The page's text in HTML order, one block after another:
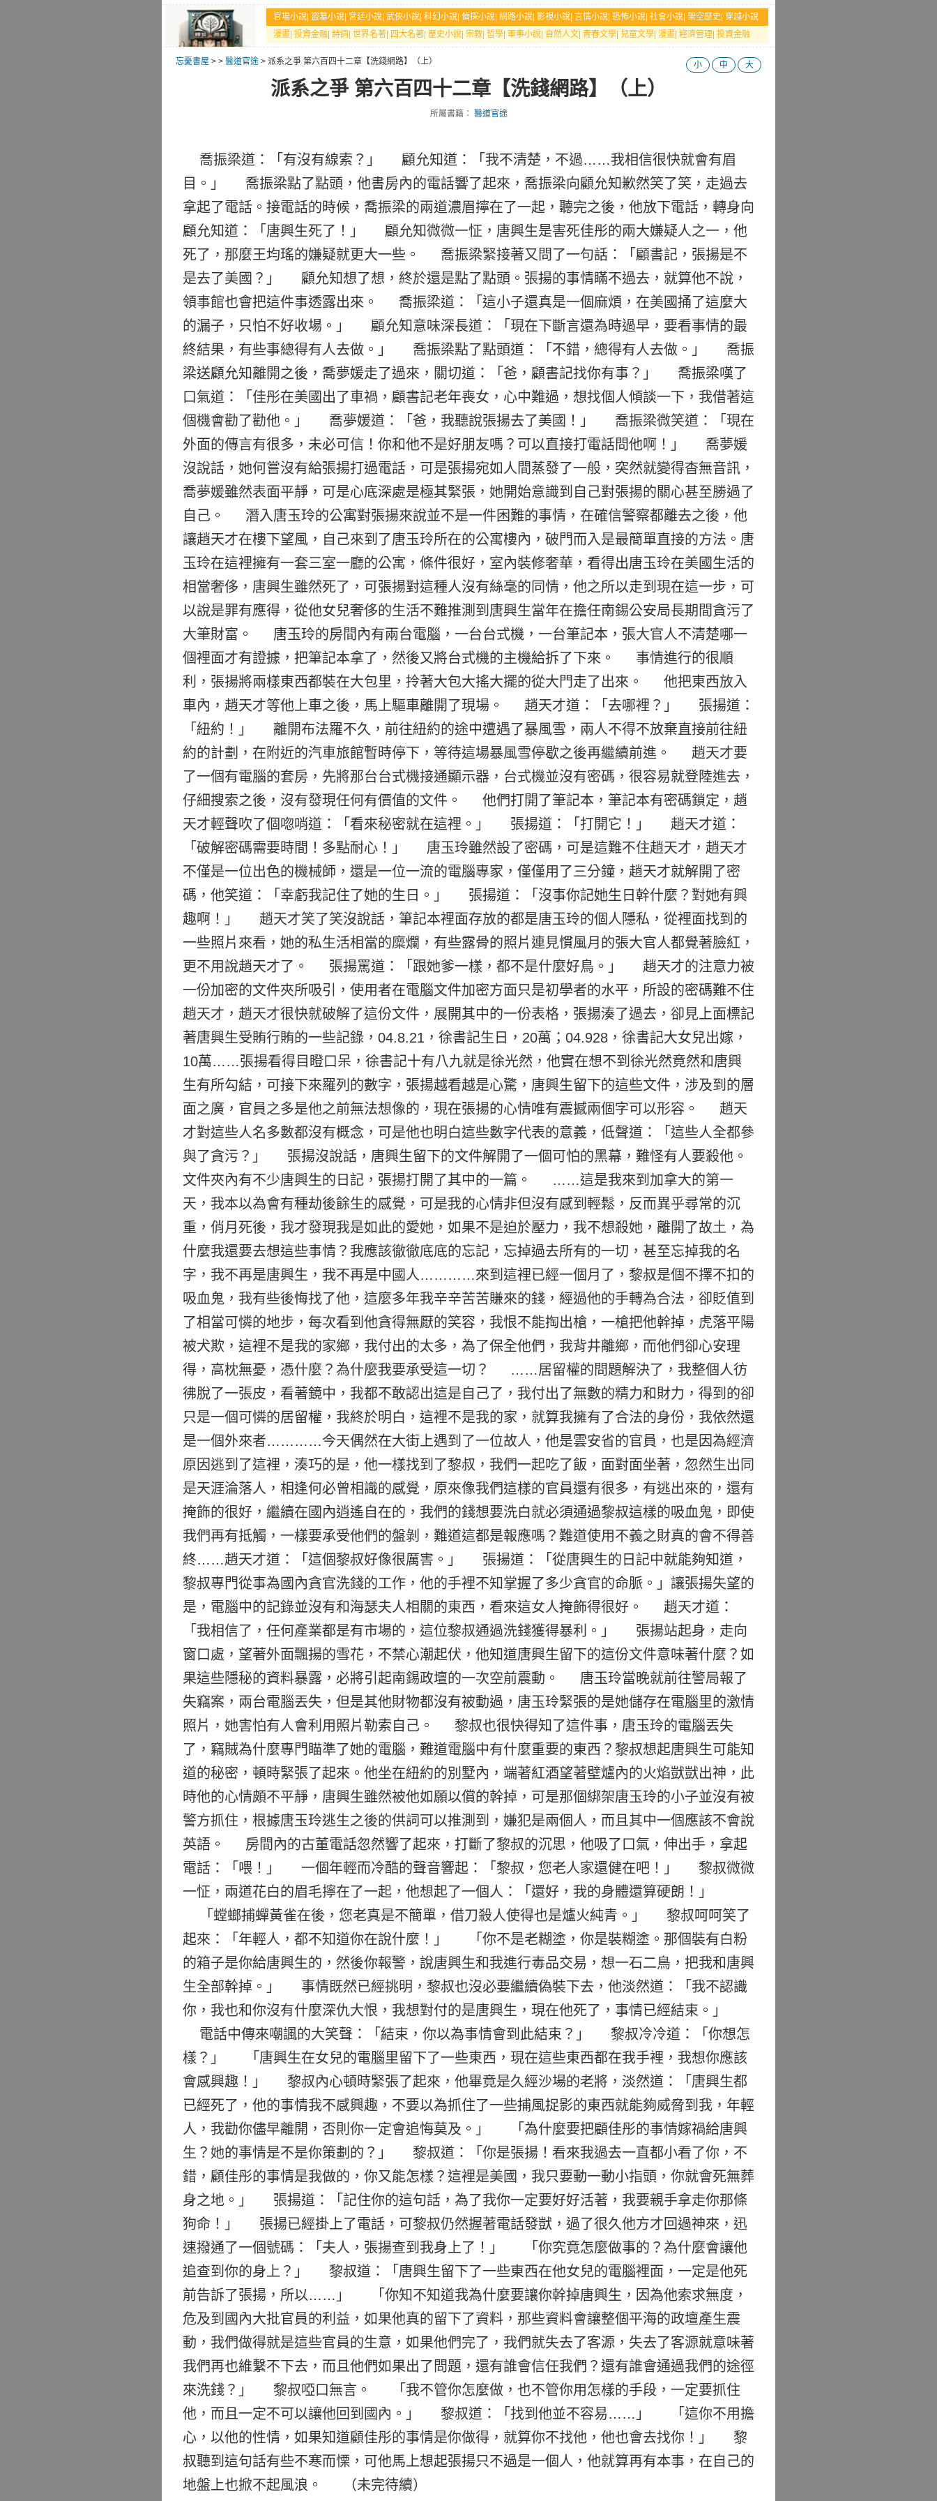
官場小說 盜墓小說 宮廷小說 武俠小說 科幻小說 偵探小說 網路小說 影視小說 言情小說 恐怖小說 社會小說 架空歷史 穿越小說
漫畫 投資金融 詩詞 世界名著 四大名著 歷史小說 宗教 哲學 軍事小說 自然人文 青春文學 兒童文學 漫畫 經濟管理 投資金融
忘憂書屋 > > 醫道官途 > 派系之爭 第六百四十二章【洗錢網路】（上） 小 中 大
派系之爭 第六百四十二章【洗錢網路】（上）
所屬書籍： 醫道官途
喬振梁道：「有沒有線索？」 顧允知道：「我不清楚，不過……我相信很快就會有眉
目。」 喬振梁點了點頭，他書房內的電話響了起來，喬振梁向顧允知歉然笑了笑，走過去
拿起了電話。接電話的時候，喬振梁的兩道濃眉擰在了一起，聽完之後，他放下電話，轉身向
顧允知道：「唐興生死了！」 顧允知微微一怔，唐興生是害死佳彤的兩大嫌疑人之一，他
死了，那麼王均瑤的嫌疑就更大一些。 喬振梁緊接著又問了一句話：「顧書記，張揚是不
是去了美國？」 顧允知想了想，終於還是點了點頭。張揚的事情瞞不過去，就算他不說，
領事館也會把這件事透露出來。 喬振梁道：「這小子還真是一個麻煩，在美國捅了這麼大
的漏子，只怕不好收場。」 顧允知意味深長道：「現在下斷言還為時過早，要看事情的最
終結果，有些事總得有人去做。」 喬振梁點了點頭道：「不錯，總得有人去做。」 喬振
梁送顧允知離開之後，喬夢媛走了過來，關切道：「爸，顧書記找你有事？」 喬振梁嘆了
口氣道：「佳彤在美國出了車禍，顧書記老年喪女，心中難過，想找個人傾談一下，我借著這
個機會勸了勸他。」 喬夢媛道：「爸，我聽說張揚去了美國！」 喬振梁微笑道：「現在
外面的傳言有很多，未必可信！你和他不是好朋友嗎？可以直接打電話問他啊！」 喬夢媛
沒說話，她何嘗沒有給張揚打過電話，可是張揚宛如人間蒸發了一般，突然就變得杳無音訊，
喬夢媛雖然表面平靜，可是心底深處是極其緊張，她開始意識到自己對張揚的關心甚至勝過了
自己。 潛入唐玉玲的公寓對張揚來說並不是一件困難的事情，在確信警察都離去之後，他
讓趙天才在樓下望風，自己來到了唐玉玲所在的公寓樓內，破門而入是最簡單直接的方法。唐
玉玲在這裡擁有一套三室一廳的公寓，條件很好，室內裝修奢華，看得出唐玉玲在美國生活的
相當奢侈，唐興生雖然死了，可張揚對這種人沒有絲毫的同情，他之所以走到現在這一步，可
以說是罪有應得，從他女兒奢侈的生活不難推測到唐興生當年在擔任南錫公安局長期間貪污了
大筆財富。 唐玉玲的房間內有兩台電腦，一台台式機，一台筆記本，張大官人不清楚哪一
個裡面才有證據，把筆記本拿了，然後又將台式機的主機給拆了下來。 事情進行的很順
利，張揚將兩樣東西都裝在大包里，拎著大包大搖大擺的從大門走了出來。 他把東西放入
車內，趙天才等他上車之後，馬上驅車離開了現場。 趙天才道：「去哪裡？」 張揚道：
「紐約！」 離開布法羅不久，前往紐約的途中遭遇了暴風雪，兩人不得不放棄直接前往紐
約的計劃，在附近的汽車旅館暫時停下，等待這場暴風雪停歇之後再繼續前進。 趙天才要
了一個有電腦的套房，先將那台台式機接通顯示器，台式機並沒有密碼，很容易就登陸進去，
仔細搜索之後，沒有發現任何有價值的文件。 他們打開了筆記本，筆記本有密碼鎖定，趙
天才輕聲吹了個唿哨道：「看來秘密就在這裡。」 張揚道：「打開它！」 趙天才道：
「破解密碼需要時間！多點耐心！」 唐玉玲雖然設了密碼，可是這難不住趙天才，趙天才
不僅是一位出色的機械師，還是一位一流的電腦專家，僅僅用了三分鐘，趙天才就解開了密
碼，他笑道：「幸虧我記住了她的生日。」 張揚道：「沒事你記她生日幹什麼？對她有興
趣啊！」 趙天才笑了笑沒說話，筆記本裡面存放的都是唐玉玲的個人隱私，從裡面找到的
一些照片來看，她的私生活相當的糜爛，有些露骨的照片連見慣風月的張大官人都覺著臉紅，
更不用說趙天才了。 張揚罵道：「跟她爹一樣，都不是什麼好鳥。」 趙天才的注意力被
一份加密的文件夾所吸引，使用者在電腦文件加密方面只是初學者的水平，所設的密碼難不住
趙天才，趙天才很快就破解了這份文件，展開其中的一份表格，張揚湊了過去，卻見上面標記
著唐興生受賄行賄的一些記錄，04.8.21，徐書記生日，20萬；04.928，徐書記大女兒出嫁，
10萬……張揚看得目瞪口呆，徐書記十有八九就是徐光然，他實在想不到徐光然竟然和唐興
生有所勾結，可接下來羅列的數字，張揚越看越是心驚，唐興生留下的這些文件，涉及到的層
面之廣，官員之多是他之前無法想像的，現在張揚的心情唯有震撼兩個字可以形容。 趙天
才對這些人名多數都沒有概念，可是他也明白這些數字代表的意義，低聲道：「這些人全都參
與了貪污？」 張揚沒說話，唐興生留下的文件解開了一個可怕的黑幕，難怪有人要殺他。
文件夾內有不少唐興生的日記，張揚打開了其中的一篇。 ……這是我來到加拿大的第一
天，我本以為會有種劫後餘生的感覺，可是我的心情非但沒有感到輕鬆，反而異乎尋常的沉
重，俏月死後，我才發現我是如此的愛她，如果不是迫於壓力，我不想殺她，離開了故土，為
什麼我還要去想這些事情？我應該徹徹底底的忘記，忘掉過去所有的一切，甚至忘掉我的名
字，我不再是唐興生，我不再是中國人…………來到這裡已經一個月了，黎叔是個不擇不扣的
吸血鬼，我有些後悔找了他，這麼多年我辛辛苦苦賺來的錢，經過他的手轉為合法，卻貶值到
了相當可憐的地步，每次看到他貪得無厭的笑容，我恨不能掏出槍，一槍把他幹掉，虎落平陽
被犬欺，這裡不是我的家鄉，我付出的太多，為了保全他們，我背井離鄉，而他們卻心安理
得，高枕無憂，憑什麼？為什麼我要承受這一切？ ……居留權的問題解決了，我整個人彷
彿脫了一張皮，看著鏡中，我都不敢認出這是自己了，我付出了無數的精力和財力，得到的卻
只是一個可憐的居留權，我終於明白，這裡不是我的家，就算我擁有了合法的身份，我依然還
是一個外來者…………今天偶然在大街上遇到了一位故人，他是雲安省的官員，也是因為經濟
原因逃到了這裡，湊巧的是，他一樣找到了黎叔，我們一起吃了飯，面對面坐著，忽然生出同
是天涯淪落人，相逢何必曾相識的感覺，原來像我們這樣的官員還有很多，有逃出來的，還有
掩飾的很好，繼續在國內逍遙自在的，我們的錢想要洗白就必須通過黎叔這樣的吸血鬼，即使
我們再有抵觸，一樣要承受他們的盤剝，難道這都是報應嗎？難道使用不義之財真的會不得善
終……趙天才道：「這個黎叔好像很厲害。」 張揚道：「從唐興生的日記中就能夠知道，
黎叔專門從事為國內貪官洗錢的工作，他的手裡不知掌握了多少貪官的命脈。」讓張揚失望的
是，電腦中的記錄並沒有和海瑟夫人相關的東西，看來這女人掩飾得很好。 趙天才道：
「我相信了，任何產業都是有市場的，這位黎叔通過洗錢獲得暴利。」 張揚站起身，走向
窗口處，望著外面飄揚的雪花，不禁心潮起伏，他知道唐興生留下的這份文件意味著什麼？如
果這些隱秘的資料暴露，必將引起南錫政壇的一次空前震動。 唐玉玲當晚就前往警局報了
失竊案，兩台電腦丟失，但是其他財物都沒有被動過，唐玉玲緊張的是她儲存在電腦里的激情
照片，她害怕有人會利用照片勒索自己。 黎叔也很快得知了這件事，唐玉玲的電腦丟失
了，竊賊為什麼專門瞄準了她的電腦，難道電腦中有什麼重要的東西？黎叔想起唐興生可能知
道的秘密，頓時緊張了起來。他坐在紐約的別墅內，端著紅酒望著壁爐內的火焰獃獃出神，此
時他的心情頗不平靜，唐興生雖然被他如願以償的幹掉，可是那個綁架唐玉玲的小子並沒有被
警方抓住，根據唐玉玲逃生之後的供詞可以推測到，嫌犯是兩個人，而且其中一個應該不會說
英語。 房間內的古董電話忽然響了起來，打斷了黎叔的沉思，他吸了口氣，伸出手，拿起
電話：「喂！」 一個年輕而冷酷的聲音響起：「黎叔，您老人家還健在吧！」 黎叔微微
一怔，兩道花白的眉毛擰在了一起，他想起了一個人：「還好，我的身體還算硬朗！」
「螳螂捕蟬黃雀在後，您老真是不簡單，借刀殺人使得也是爐火純青。」 黎叔呵呵笑了
起來：「年輕人，都不知道你在說什麼！」 「你不是老糊塗，你是裝糊塗。那個裝有白粉
的箱子是你給唐興生的，然後你報警，說唐興生和我進行毒品交易，想一石二鳥，把我和唐興
生全部幹掉。」 事情既然已經挑明，黎叔也沒必要繼續偽裝下去，他淡然道：「我不認識
你，我也和你沒有什麼深仇大恨，我想對付的是唐興生，現在他死了，事情已經結束。」
電話中傳來嘲諷的大笑聲：「結束，你以為事情會到此結束？」 黎叔冷冷道：「你想怎
樣？」 「唐興生在女兒的電腦里留下了一些東西，現在這些東西都在我手裡，我想你應該
會感興趣！」 黎叔內心頓時緊張了起來，他畢竟是久經沙場的老將，淡然道：「唐興生都
已經死了，他的事情我不感興趣，不要以為抓住了一些捕風捉影的東西就能夠威脅到我，年輕
人，我勸你儘早離開，否則你一定會追悔莫及。」 「為什麼要把顧佳彤的事情嫁禍給唐興
生？她的事情是不是你策劃的？」 黎叔道：「你是張揚！看來我過去一直都小看了你，不
錯，顧佳彤的事情是我做的，你又能怎樣？這裡是美國，我只要動一動小指頭，你就會死無葬
身之地。」 張揚道：「記住你的這句話，為了我你一定要好好活著，我要親手拿走你那條
狗命！」 張揚已經掛上了電話，可黎叔仍然握著電話發獃，過了很久他方才回過神來，迅
速撥通了一個號碼：「夫人，張揚查到我身上了！」 「你究竟怎麼做事的？為什麼會讓他
追查到你的身上？」 黎叔道：「唐興生留下了一些東西在他女兒的電腦裡面，一定是他死
前告訴了張揚，所以……」 「你知不知道我為什麼要讓你幹掉唐興生，因為他索求無度，
危及到國內大批官員的利益，如果他真的留下了資料，那些資料會讓整個平海的政壇產生震
動，我們做得就是這些官員的生意，如果他們完了，我們就失去了客源，失去了客源就意味著
我們再也維繫不下去，而且他們如果出了問題，還有誰會信任我們？還有誰會通過我們的途徑
來洗錢？」 黎叔啞口無言。 「我不管你怎麼做，也不管你用怎樣的手段，一定要抓住
他，而且一定不可以讓他回到國內。」 黎叔道：「找到他並不容易……」 「這你不用擔
心，以他的性情，如果知道顧佳彤的事情是你做得，就算你不找他，他也會去找你！」 黎
叔聽到這句話有些不寒而慄，可他馬上想起張揚只不過是一個人，他就算再有本事，在自己的
地盤上也掀不起風浪。 （未完待續）